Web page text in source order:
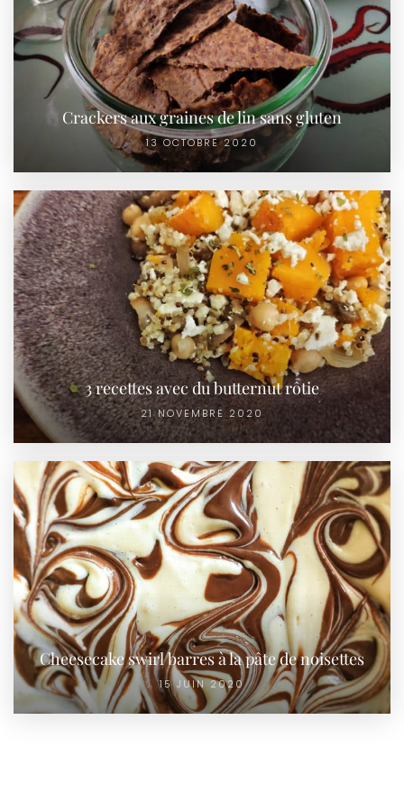
Crackers aux graines de lin sans gluten
13 OCTOBRE 2020
3 recettes avec du butternut rôtie
21 NOVEMBRE 2020
Cheesecake swirl barres à la pâte de noisettes
15 JUIN 2020